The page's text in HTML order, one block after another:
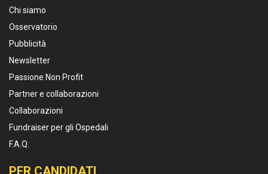
Chi siamo
Osservatorio
Pubblicità
Newsletter
Passione Non Profit
Partner e collaborazioni
Collaborazioni
Fundraiser per gli Ospedali
F.A.Q.
PER CANDIDATI